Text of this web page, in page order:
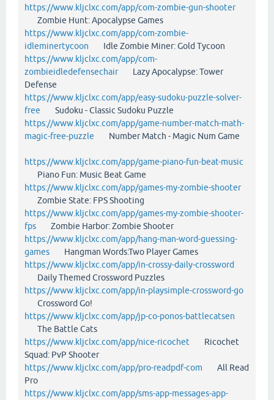
https://www.kljclxc.com/app/com-zombie-gun-shooter
Zombie Hunt: Apocalypse Games
https://www.kljclxc.com/app/com-zombie-
idleminertycoon Idle Zombie Miner: Gold Tycoon
https://www.kljclxc.com/app/com-
zombieidledefensechairLazy Apocalypse: Tower
Defense
https://www.kljclxc.com/app/easy-sudoku-puzzle-solver-
free Sudoku - Classic Sudoku Puzzle
https://www.kljclxc.com/app/game-number-match-math-
magic-free-puzzle Number Match - Magic Num Game
https://www.kljclxc.com/app/game-piano-fun-beat-music
Piano Fun: Music Beat Game
https://www.kljclxc.com/app/games-my-zombie-shooter
Zombie State: FPS Shooting
https://www.kljclxc.com/app/games-my-zombie-shooter-
fps Zombie Harbor: Zombie Shooter
https://www.kljclxc.com/app/hang-man-word-guessing-
games Hangman Words:Two Player Games
https://www.kljclxc.com/app/in-crossy-daily-crossword
Daily Themed Crossword Puzzles
https://www.kljclxc.com/app/in-playsimple-crossword-go
Crossword Go!
https://www.kljclxc.com/app/jp-co-ponos-battlecatsen
The Battle Cats
https://www.kljclxc.com/app/nice-ricochet Ricochet
Squad: PvP Shooter
https://www.kljclxc.com/app/pro-readpdf-com All Read
Pro
https://www.kljclxc.com/app/sms-app-messages-app-